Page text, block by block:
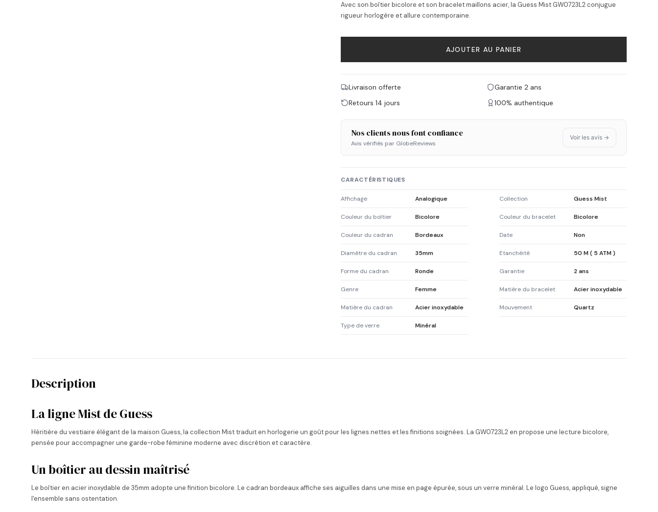
Avec son boîtier bicolore et son bracelet maillons acier, la Guess Mist GW0723L2 conjugue
rigueur horlogère et allure contemporaine.
AJOUTER AU PANIER
Livraison offerte
Garantie 2 ans
Retours 14 jours
100% authentique
Nos clients nous font confiance
Avis vérifiés par GlobeReviews
Voir les avis →
CARACTÉRISTIQUES
Affichage Analogique Collection Guess Mist
Couleur du boîtier Bicolore Couleur du bracelet Bicolore
Couleur du cadran Bordeaux Date Non
Diamètre du cadran 35mm Etanchéité 50 M ( 5 ATM )
Forme du cadran Ronde Garantie 2 ans
Genre Femme Matière du bracelet Acier inoxydable
Matière du cadran Acier inoxydable Mouvement Quartz
Type de verre Minéral
Description
La ligne Mist de Guess
Héritière du vestiaire élégant de la maison Guess, la collection Mist traduit en horlogerie un goût pour les lignes nettes et les finitions soignées. La GW0723L2 en propose une lecture bicolore,
pensée pour accompagner une garde-robe féminine moderne avec discrétion et caractère.
Un boîtier au dessin maîtrisé
Le boîtier en acier inoxydable de 35mm adopte une finition bicolore. Le cadran bordeaux affiche ses aiguilles dans une mise en page épurée, sous un verre minéral. Le logo Guess, appliqué, signe
l'ensemble sans ostentation.